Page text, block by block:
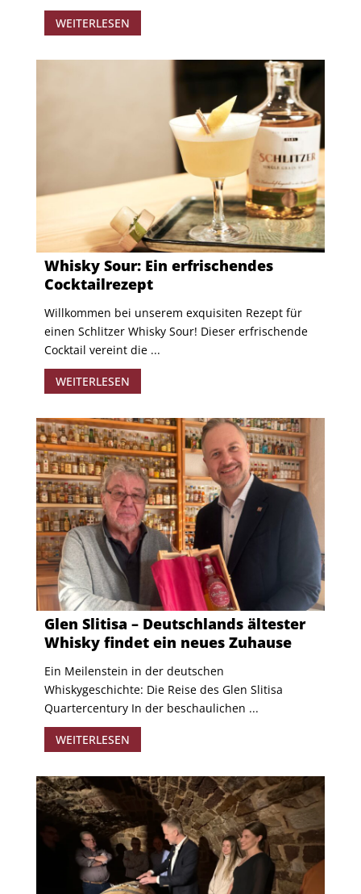
WEITERLESEN
Whisky Sour: Ein erfrischendes
Cocktailrezept
Willkommen bei unserem exquisiten Rezept für
einen Schlitzer Whisky Sour! Dieser erfrischende
Cocktail vereint die ...
WEITERLESEN
Glen Slitisa – Deutschlands ältester
Whisky findet ein neues Zuhause
Ein Meilenstein in der deutschen
Whiskygeschichte: Die Reise des Glen Slitisa
Quartercentury In der beschaulichen ...
WEITERLESEN